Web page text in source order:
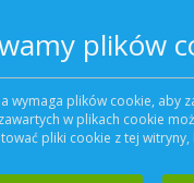
plików
wymaga plików cookie, aby
w plikach cookie
pliki cookie z tej